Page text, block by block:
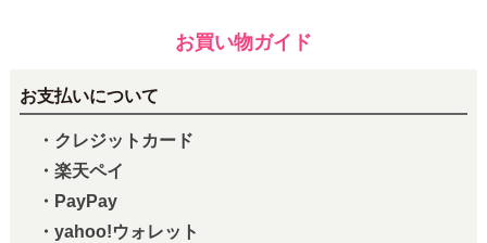
お買い物ガイド
お支払いについて
・クレジットカード
・楽天ペイ
・PayPay
・yahoo!ウォレット